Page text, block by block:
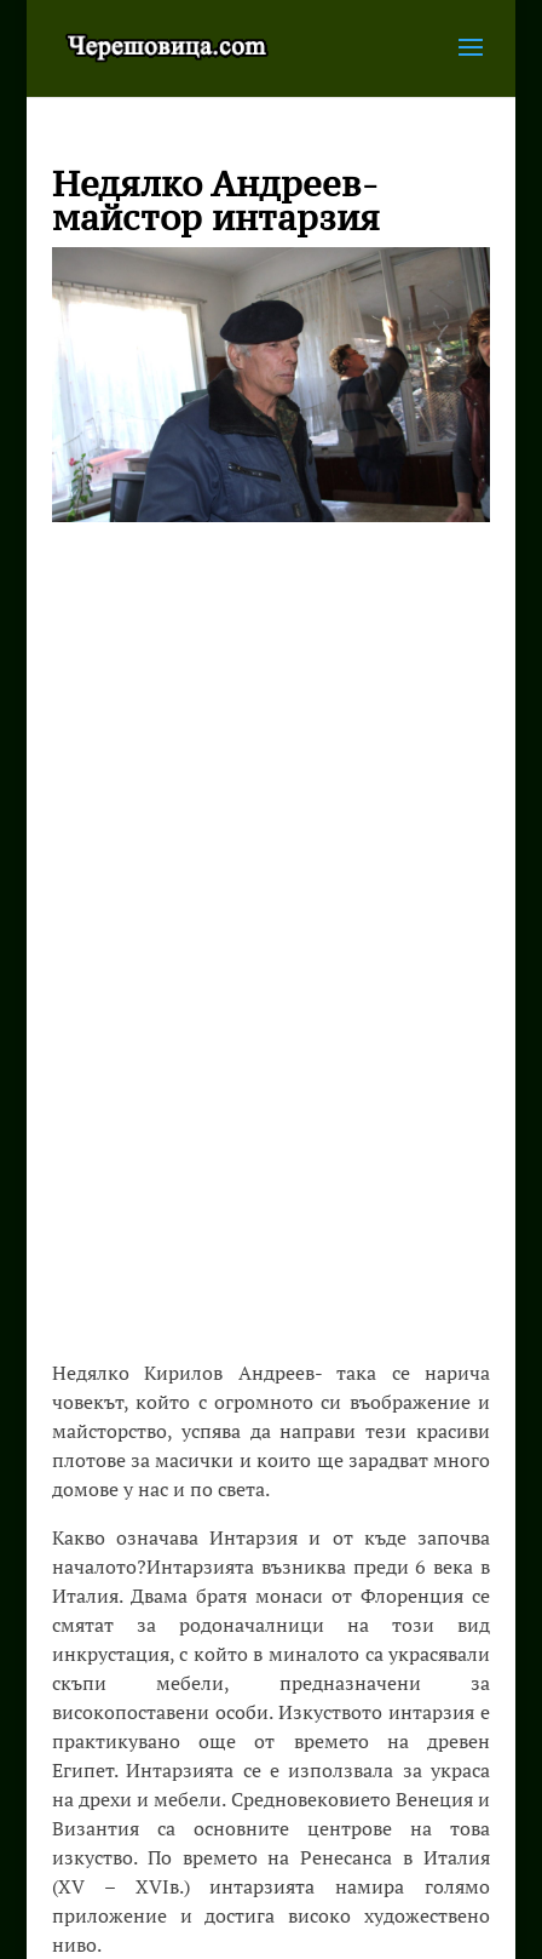
Недялко Андреев-
майстор интарзия
Недялко Кирилов Андреев- така се нарича
човекът, който с огромното си въображение и
майсторство, успява да направи тези красиви
плотове за масички и които ще зарадват много
домове у нас и по света.
Какво означава Интарзия и от къде започва
началото?Интарзията възниква преди 6 века в
Италия. Двама братя монаси от Флоренция се
смятат за родоначалници на този вид
инкрустация, с който в миналото са украсявали
скъпи мебели, предназначени за
високопоставени особи. Изкуството интарзия е
практикувано още от времето на древен
Египет. Интарзията се е използвала за украса
на дрехи и мебели. Средновековието Венеция и
Византия са основните центрове на това
изкуство. По времето на Ренесанса в Италия
(ХV – ХVІв.) интарзията намира голямо
приложение и достига високо художествено
ниво.